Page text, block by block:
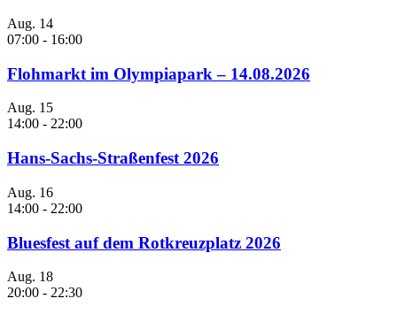
Aug. 14
07:00 - 16:00
Flohmarkt im Olympiapark – 14.08.2026
Aug. 15
14:00 - 22:00
Hans-Sachs-Straßenfest 2026
Aug. 16
14:00 - 22:00
Bluesfest auf dem Rotkreuzplatz 2026
Aug. 18
20:00 - 22:30